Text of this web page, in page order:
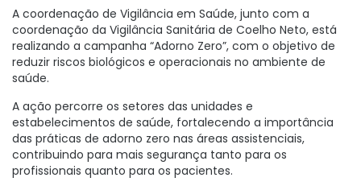
A coordenação de Vigilância em Saúde, junto com a
coordenação da Vigilância Sanitária de Coelho Neto, está
realizando a campanha “Adorno Zero”, com o objetivo de
reduzir riscos biológicos e operacionais no ambiente de
saúde.
A ação percorre os setores das unidades e
estabelecimentos de saúde, fortalecendo a importância
das práticas de adorno zero nas áreas assistenciais,
contribuindo para mais segurança tanto para os
profissionais quanto para os pacientes.